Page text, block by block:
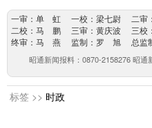
一审：单 虹 一校：梁七尉 二审
二校：马 鹏 三审：黄庆波 三校
终审：马 燕 监制：罗 旭 总监制
昭通新闻报料：0870-2158276 昭通
标签 >> 时政